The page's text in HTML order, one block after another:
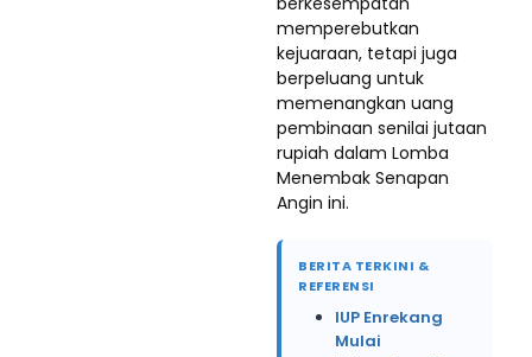
memperebutkan
kejuaraan, tetapi juga
berpeluang untuk
memenangkan uang
pembinaan senilai jutaan
rupiah dalam Lomba
Menembak Senapan
Angin ini.
BERITA TERKINI &
REFERENSI
IUP Enrekang
Mulai